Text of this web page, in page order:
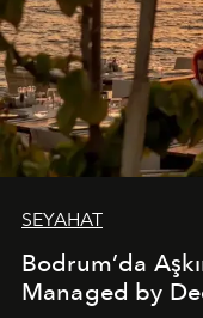
SEYAHAT
Bodrum’da
Managed by